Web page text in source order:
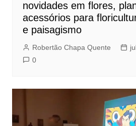
novidades em flores,
acessórios para
e paisagismo
Robertão Chapa Quente
0